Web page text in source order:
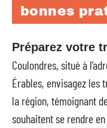
bonnes
Préparez votre
Coulondres, situé à
Érables, envisagez les
la région, témoignant
souhaitent se rendre